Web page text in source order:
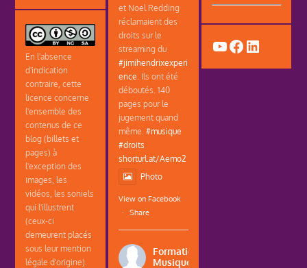
En l'absence
d'indication
contraire, cette
licence concerne
l'ensemble des
contenus de ce
blog (billets et
pages) à
l'exception des
images, les
vidéos, les soniels
qui l'illustrent
(ceux-ci
demeurent placés
sous leur mention
légale d'origine).
et Noel Redding
réclamaient des
droits sur le
streaming du
#jimihendrixexperi
ence . Ils ont été
déboutés. 140
pages pour le
jugement quand
même.#musique
#droits
shorturl.at/Aemo2
Photo
View on Facebook
·
Share
Formations
Musique
YouTube
Facebook
LinkedIn